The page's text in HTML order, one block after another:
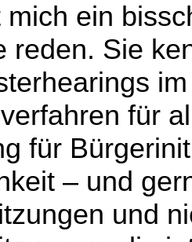
mich ein
reden. Sie
für
für
– und
und